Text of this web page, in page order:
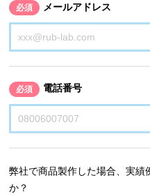
必須 メールアドレス
必須 電話番号
弊社で商品製作した場合、実績
か？